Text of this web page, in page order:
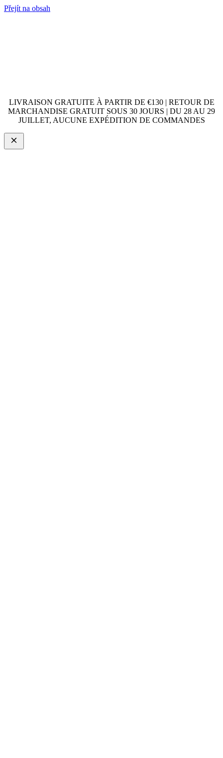
Přejít na obsah
LIVRAISON GRATUITE À PARTIR DE €130 | RETOUR DE
MARCHANDISE GRATUIT SOUS 30 JOURS | DU 28 AU 29
JUILLET, AUCUNE EXPÉDITION DE COMMANDES